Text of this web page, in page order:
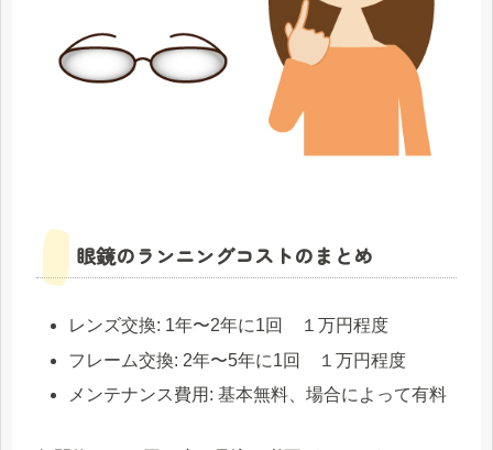
眼鏡のランニングコストのまとめ
レンズ交換: 1年〜2年に1回 １万円程度
フレーム交換: 2年〜5年に1回 １万円程度
メンテナンス費用: 基本無料、場合によって有料